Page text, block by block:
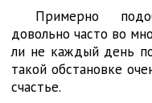
Примерно
довольно часто во
ли не каждый день
такой обстановке
счастье.